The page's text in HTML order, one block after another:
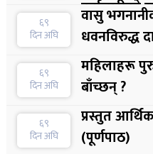
कर्मचारीकाे
६९
दिन अघि
वासु
धवनविरुद्ध
६९
दिन अघि
महिलाहरू
बाँच्छन् ?
६९
दिन अघि
प्रस्तुत
(पूर्णपाठ)